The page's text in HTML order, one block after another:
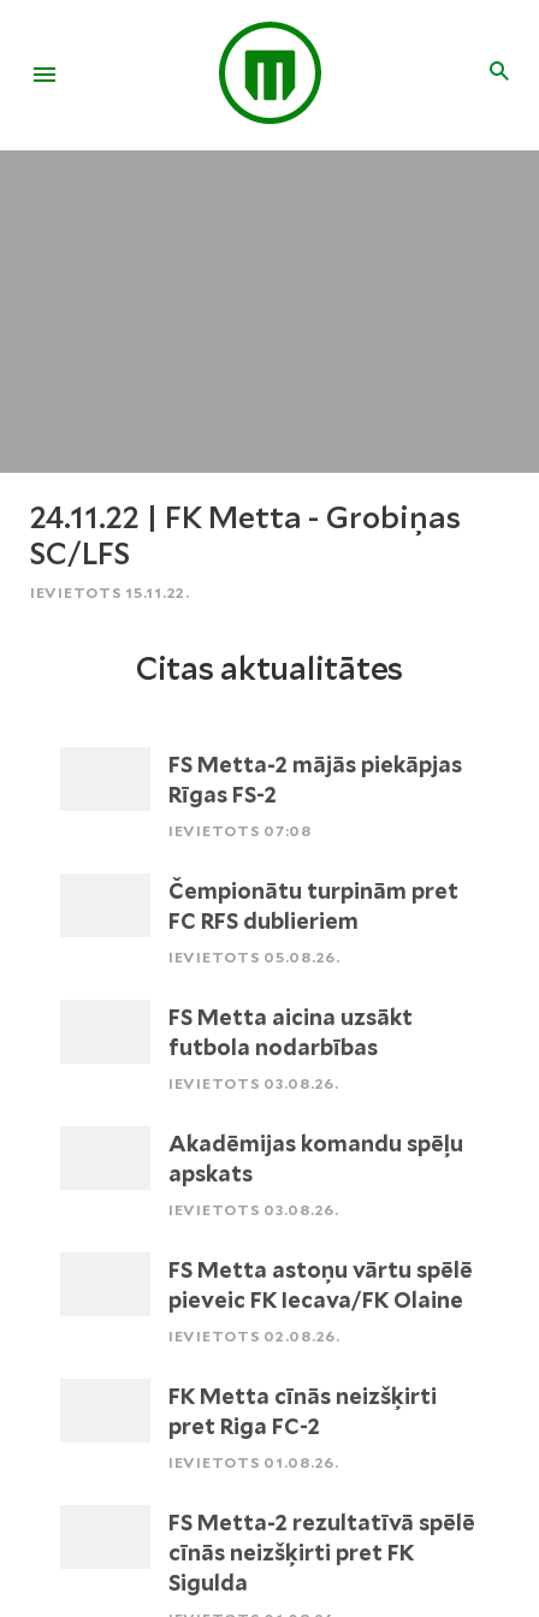
24.11.22 | FK Metta - Grobiņas
SC/LFS
IEVIETOTS 15.11.22.
Citas aktualitātes
FS Metta-2 mājās piekāpjas
Rīgas FS-2
IEVIETOTS 07:08
Čempionātu turpinām pret
FC RFS dublieriem
IEVIETOTS 05.08.26.
FS Metta aicina uzsākt
futbola nodarbības
IEVIETOTS 03.08.26.
Akadēmijas komandu spēļu
apskats
IEVIETOTS 03.08.26.
FS Metta astoņu vārtu spēlē
pieveic FK Iecava/FK Olaine
IEVIETOTS 02.08.26.
FK Metta cīnās neizšķirti
pret Riga FC-2
IEVIETOTS 01.08.26.
FS Metta-2 rezultatīvā spēlē
cīnās neizšķirti pret FK
Sigulda